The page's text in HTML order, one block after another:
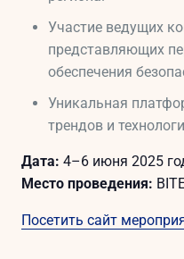
Участие ведущих
представляющих
обеспечения
Уникальная
трендов и
Дата: 4–6 июня 2025
Место проведения:
Посетить сайт